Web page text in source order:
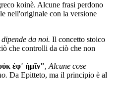
koinè. Alcune frasi perdono
nell'originale con la versione
da noi. Il concetto stoico
che controlli da ciò che non
ἐφ᾽ ἡμῖν", Alcune cose
Da Epitteto, ma il principio è al